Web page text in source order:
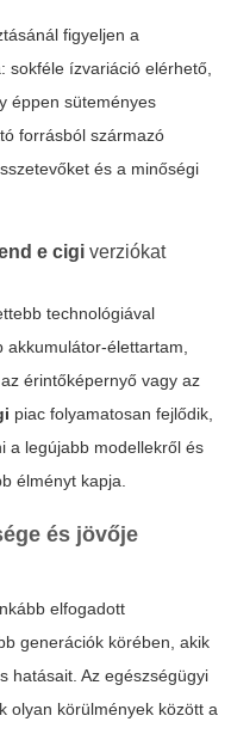
figyeljen a
sokféle ízvariáció elérhető,
éppen süteményes
forrásból származó
és a minőségi
e cigi verziókat
technológiával
akkumulátor-élettartam,
érintőképernyő vagy az
piac folyamatosan fejlődik,
a legújabb modellekről és
élményt kapja.
és jövője
elfogadott
generációk körében, akik
hatásait. Az egészségügyi
olyan körülmények között a